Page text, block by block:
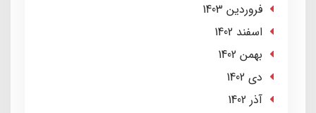
فروردین 1403
اسفند 1402
بهمن 1402
دی 1402
آذر 1402